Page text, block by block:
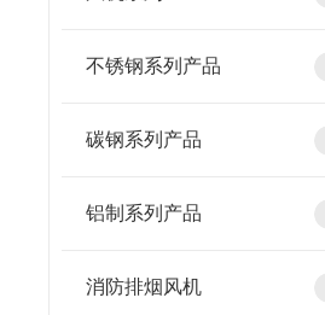
不锈钢系列产品
碳钢系列产品
铝制系列产品
消防排烟风机